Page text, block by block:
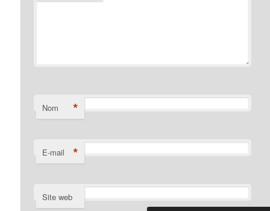
Nom *
E-mail *
Site web